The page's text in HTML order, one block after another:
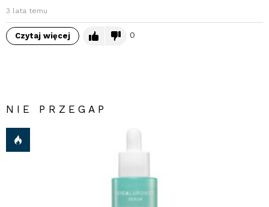
3 lata temu
Czytaj więcej 0
NIE PRZEGAP